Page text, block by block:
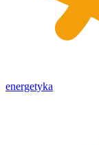
energetyka